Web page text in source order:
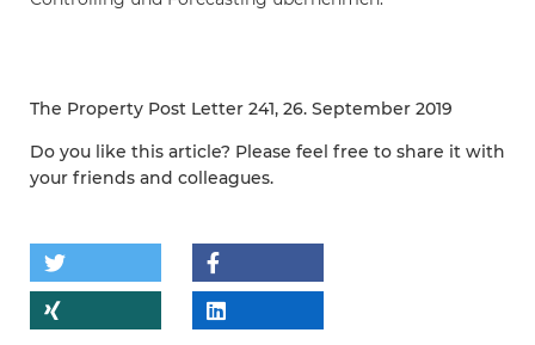
The Property Post Letter 241, 26. September 2019
Do you like this article? Please feel free to share it with
your friends and colleagues.